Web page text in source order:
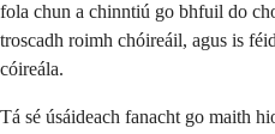
fola chun a chinntiú go bhfuil do
troscadh roimh chóireáil, agus is
cóireála.
Tá sé úsáideach fanacht go maith